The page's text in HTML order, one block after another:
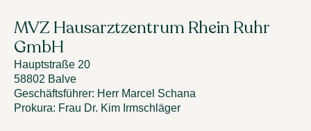
MVZ Hausarztzentrum Rhein Ruhr
GmbH
Hauptstraße 20
58802 Balve
Geschäftsführer: Herr Marcel Schana
Prokura: Frau Dr. Kim Irmschläger